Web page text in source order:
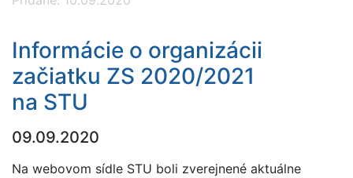
Informácie o organizácii
začiatku ZS 2020/2021
na STU
09.09.2020
Na webovom sídle STU boli zverejnené aktuálne